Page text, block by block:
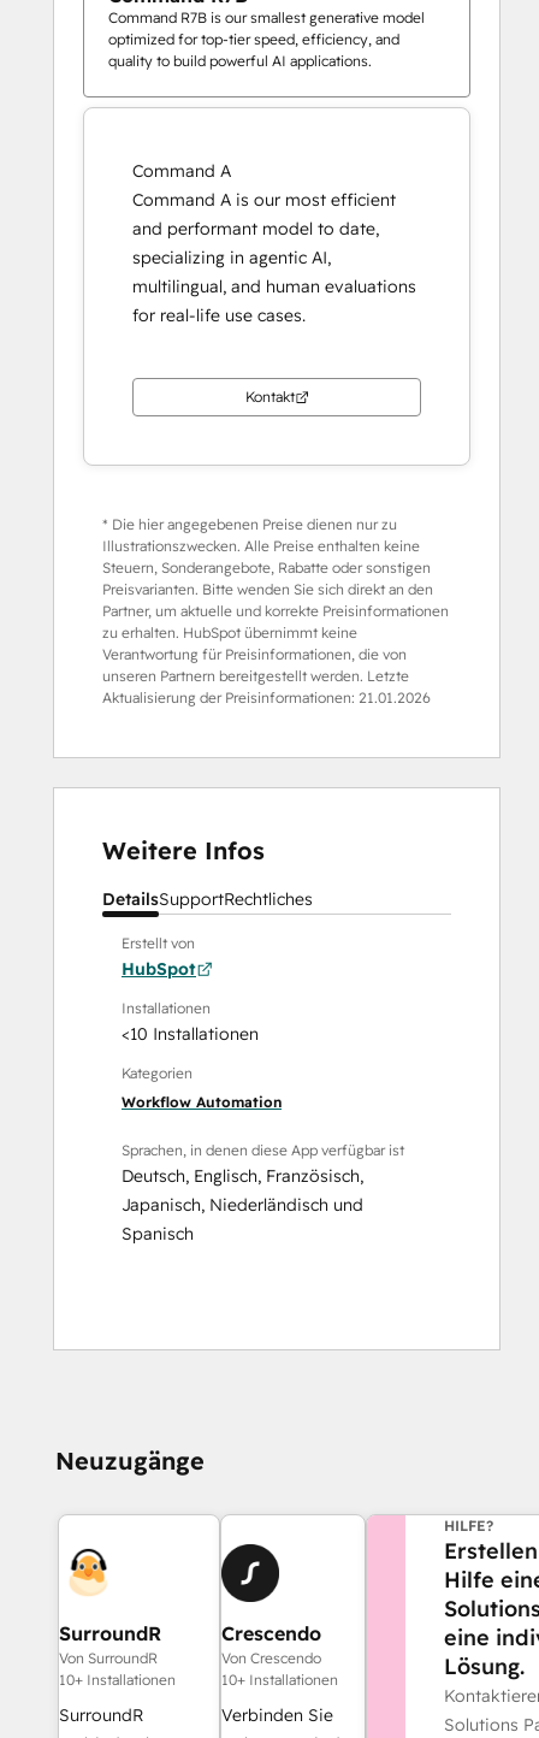
Command R7B is our smallest generative model
optimized for top-tier speed, efficiency, and
quality to build powerful AI applications.
Command A
Command A is our most efficient
and performant model to date,
specializing in agentic AI,
multilingual, and human evaluations
for real-life use cases.
Kontakt
* Die hier angegebenen Preise dienen nur zu
Illustrationszwecken. Alle Preise enthalten keine
Steuern, Sonderangebote, Rabatte oder sonstigen
Preisvarianten. Bitte wenden Sie sich direkt an den
Partner, um aktuelle und korrekte Preisinformationen
zu erhalten. HubSpot übernimmt keine
Verantwortung für Preisinformationen, die von
unseren Partnern bereitgestellt werden. Letzte
Aktualisierung der Preisinformationen: 21.01.2026
Weitere Infos
DetailsSupportRechtliches
Erstellt von
HubSpot
Installationen
<10 Installationen
Kategorien
Workflow Automation
Sprachen, in denen diese App verfügbar ist
Deutsch, Englisch, Französisch,
Japanisch, Niederländisch und
Spanisch
Neuzugänge
SurroundR
Von SurroundR
10+ Installationen
SurroundR
Crescendo
Von Crescendo
10+ Installationen
Verbinden Sie
HILFE?
Hilfe
eine
Lösung.
Solutions